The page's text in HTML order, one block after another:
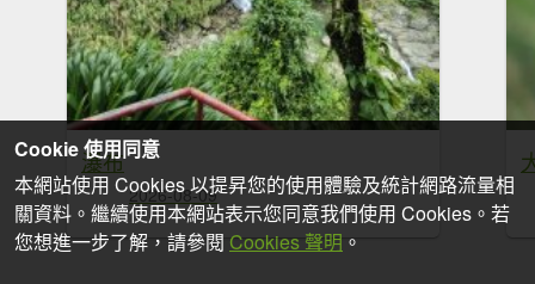
瀑布
2026-08-09
Cookie 使用同意
本網站使用 Cookies 以提昇您的使用體驗及統計網路流量相
關資料。繼續使用本網站表示您同意我們使用 Cookies。若
您想進一步了解，請參閱 Cookies 聲明 。